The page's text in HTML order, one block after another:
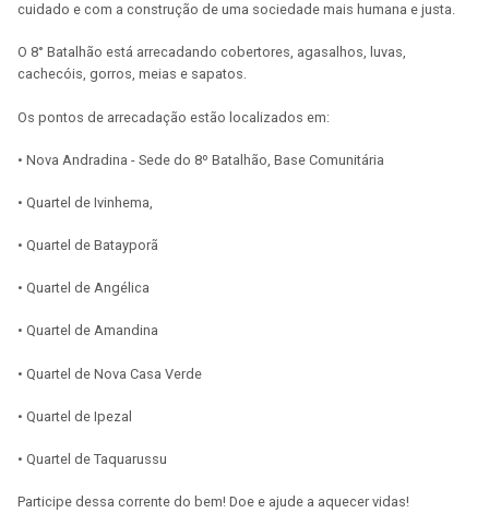
cuidado e com a construção de uma sociedade mais humana e justa.
O 8° Batalhão está arrecadando cobertores, agasalhos, luvas,
cachecóis, gorros, meias e sapatos.
Os pontos de arrecadação estão localizados em:
• Nova Andradina - Sede do 8º Batalhão, Base Comunitária
• Quartel de Ivinhema,
• Quartel de Batayporã
• Quartel de Angélica
• Quartel de Amandina
• Quartel de Nova Casa Verde
• Quartel de Ipezal
• Quartel de Taquarussu
Participe dessa corrente do bem! Doe e ajude a aquecer vidas!